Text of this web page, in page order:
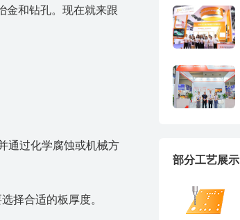
金和钻孔。现在就来跟
通过化学腐蚀或机械方
择合适的板厚度。
部分工艺展示